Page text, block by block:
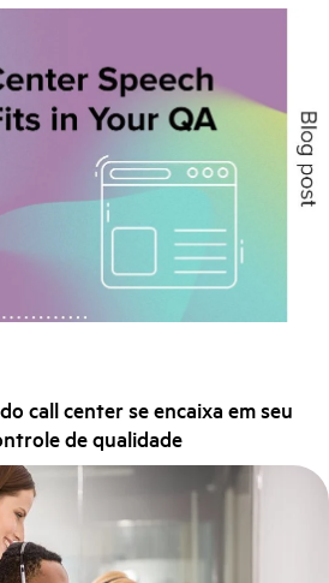
call center se encaixa em seu
de qualidade